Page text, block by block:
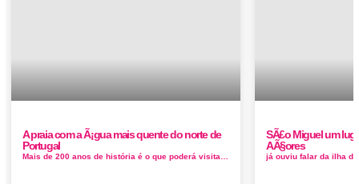
A praia com a Ã¡gua mais quente do norte de
Portugal
SÃ£o Miguel um
AÃ§ores